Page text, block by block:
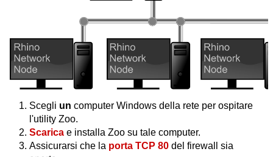
Scegli un computer Windows della rete per ospitare
l'utility Zoo.
Scarica e installa Zoo su tale computer.
Assicurarsi che la porta TCP 80 del firewall sia